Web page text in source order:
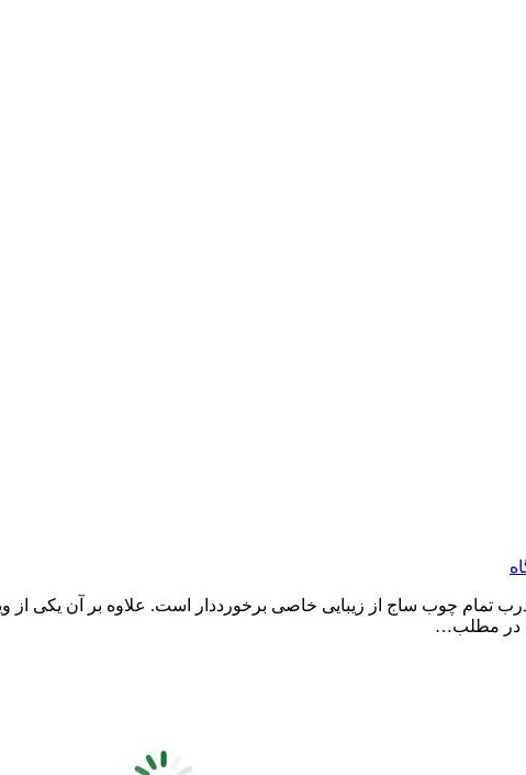
تمام چوب ساج از زیبایی خاصی برخورددار است. علاوه بر آن یکی از
در مطلب…